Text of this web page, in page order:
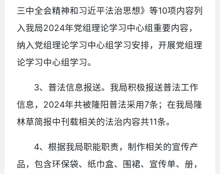
三中全会精神和习近平法治思想》等10项内容列
入我局2024年党组理论学习中心组重要内容，
纳入党组理论学习中心组学习安排，开展党组理
论学习中心组学习。
3、普法信息报送。我局积极报送普法工作
信息，2024年共被隆阳普法采用7条；在我局隆
林草简报中刊载相关的法治内容共11条。
4、根据我局职能职责，制作相关的宣传产
品，包含环保袋、纸巾盒、围裙、宣传单、册，